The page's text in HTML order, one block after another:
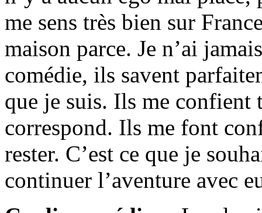
me sens très bien sur
maison parce. Je n’ai
comédie, ils savent
que je suis. Ils me confient
correspond. Ils me font
rester. C’est ce que je
continuer l’aventure avec